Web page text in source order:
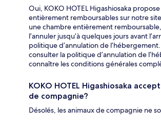
Oui, KOKO HOTEL Higashiosaka
entièrement remboursables sur notre
une chambre entièrement
l’annuler jusqu’à quelques jours avant
politique d’annulation de
consulter la politique d’annulation de
connaître les conditions générales
KOKO HOTEL Higashiosaka
de compagnie?
Désolés, les animaux de compagnie ne